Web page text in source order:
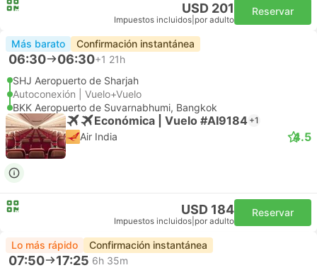
USD 201
Impuestos incluidos por adulto
Reservar
Más barato Confirmación instantánea
06:30 06:30+1 21h
SHJ Aeropuerto de Sharjah
Autoconexión | Vuelo+Vuelo
BKK Aeropuerto de Suvarnabhumi, Bangkok
Económica | Vuelo #AI9184 +1
Air India 4.5
USD 184
Impuestos incluidos por adulto
Reservar
Lo más rápido Confirmación instantánea
07:50 17:25 6h 35m